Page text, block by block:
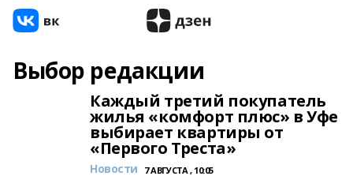
Выбор редакции
Каждый третий покупатель
жилья «комфорт плюс» в Уфе
выбирает квартиры от
«Первого Треста»
Новости 7 АВГУСТА , 10:05